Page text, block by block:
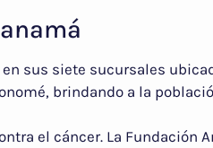
sus siete sucursales
brindando a la
el cáncer. La Fundación